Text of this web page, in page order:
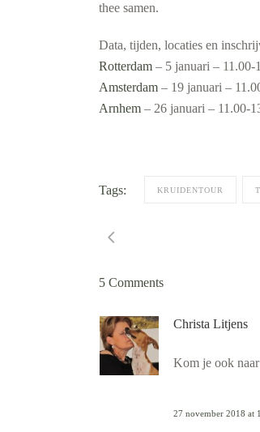
thee samen.
Data, tijden, locaties en
Rotterdam – 5 januari – 11.00-
Amsterdam – 19 januari –
Arnhem – 26 januari – 11.00-
Tags: KRUIDENTOUR
5 Comments
Christa Litjens
Kom je ook
27 november 2018 at